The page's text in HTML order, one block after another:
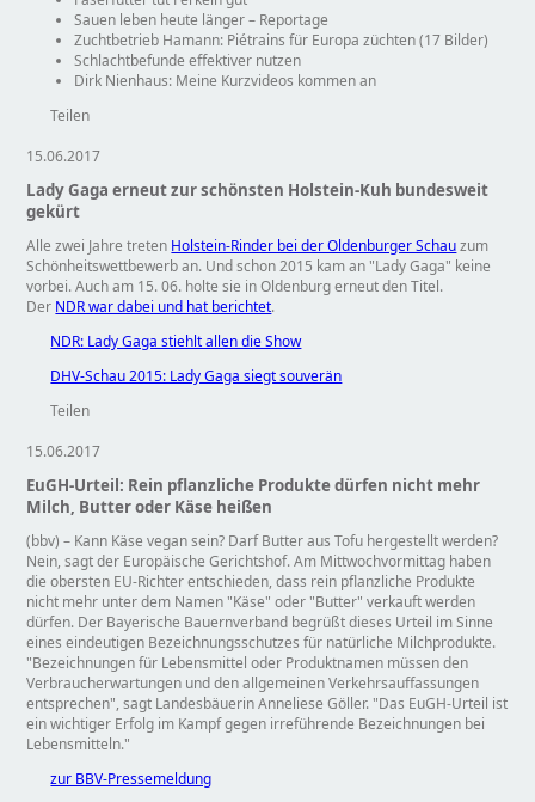
Sauen leben heute länger – Reportage
Zuchtbetrieb Hamann: Piétrains für Europa züchten (17 Bilder)
Schlachtbefunde effektiver nutzen
Dirk Nienhaus: Meine Kurzvideos kommen an
Teilen
15.06.2017
Lady Gaga erneut zur schönsten Holstein-Kuh bundesweit
gekürt
Alle zwei Jahre treten Holstein-Rinder bei der Oldenburger Schauzum
Schönheitswettbewerb an. Und schon 2015 kam an Lady Gaga keine
vorbei. Auch am 15. 06. holte sie in Oldenburg erneut den Titel.
Der NDR war dabei und hat berichtet.
NDR: Lady Gaga stiehlt allen die Show
DHV-Schau 2015: Lady Gaga siegt souverän
Teilen
15.06.2017
EuGH-Urteil: Rein pflanzliche Produkte dürfen nicht mehr
Milch, Butter oder Käse heißen
(bbv) – Kann Käse vegan sein? Darf Butter aus Tofu hergestellt werden?
Nein, sagt der Europäische Gerichtshof. Am Mittwochvormittag haben
die obersten EU-Richter entschieden, dass rein pflanzliche Produkte
nicht mehr unter dem Namen Käse oder Butter verkauft werden
dürfen. Der Bayerische Bauernverband begrüßt dieses Urteil im Sinne
eines eindeutigen Bezeichnungsschutzes für natürliche Milchprodukte.
Bezeichnungen für Lebensmittel oder Produktnamen müssen den
Verbraucherwartungen und den allgemeinen Verkehrsauffassungen
entsprechen , sagt Landesbäuerin Anneliese Göller. Das EuGH-Urteil ist
ein wichtiger Erfolg im Kampf gegen irreführende Bezeichnungen bei
Lebensmitteln.
zur BBV-Pressemeldung